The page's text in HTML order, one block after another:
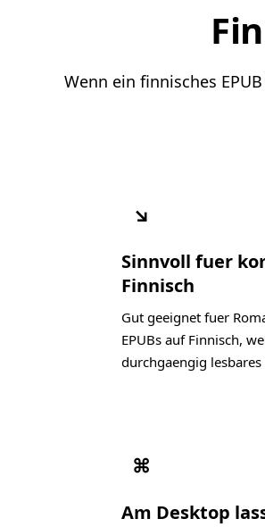
Wenn ein finnisches
↘
Sinnvoll fuer
Finnisch
Gut geeignet fuer
EPUBs auf Finnisch,
durchgaengig
⌘
Am Desktop